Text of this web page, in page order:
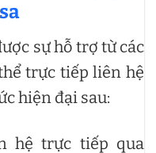
sự hỗ trợ từ các
trực tiếp liên hệ
hiện đại sau:
hệ trực tiếp qua